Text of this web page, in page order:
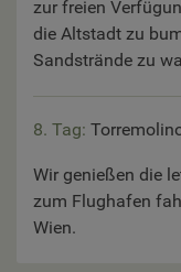
zur freien
die Altstadt zu
Sandstrände zu
8. Tag:
Wir genießen die
zum Flughafen
Wien.